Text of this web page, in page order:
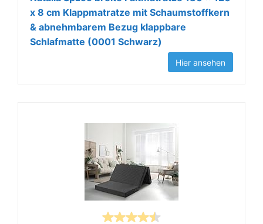
x 8 cm Klappmatratze mit Schaumstoffkern
& abnehmbarem Bezug klappbare
Schlafmatte (0001 Schwarz)
Hier ansehen